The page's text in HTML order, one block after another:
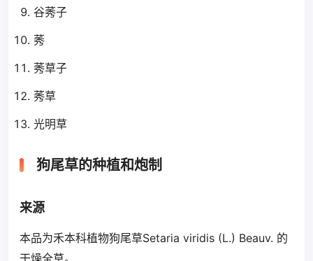
谷莠子
莠
莠草子
莠草
光明草
狗尾草的种植和炮制
来源
本品为禾本科植物狗尾草Setaria viridis (L.) Beauv. 的